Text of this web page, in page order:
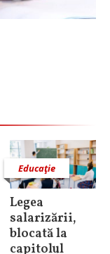
Educaţie
Legea
salarizării,
blocată la
capitolul